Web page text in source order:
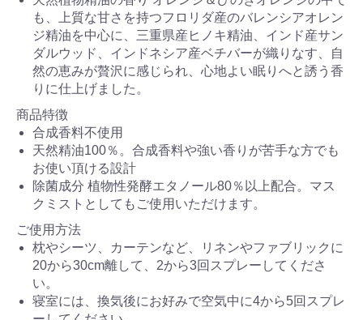
も、上質な甘さを持つフロリダ産のバレンシアオレン
ジ精油を中心に、三重県産ヒノキ精油、インド産サン
ダルウッド、インドネシア産ベチバーが織りなす、自
然の恵みが贅沢に感じられ、心地よい眠りへと誘う香
りに仕上げました。
商品特徴
合成香料不使用
天然精油100％。合成香料や強い香りが苦手な方でも
お使い頂ける設計
除菌成分 植物性発酵エタノール80％以上配合。マス
クミストとしてもご使用いただけます。
ご使用方法
枕やシーツ、カーテンなど、リネンやファブリックに
20から30cm離して、2から3回スプレーしてくださ
い。
寝室には、換気後にお好みで空気中に4から5回スプレ